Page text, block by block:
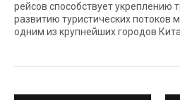
рейсов способствует укреплению
развитию туристических потоков
одним из крупнейших городов